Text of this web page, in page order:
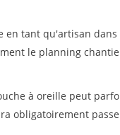
en tant qu'artisan
le planning
à oreille peut
obligatoirement